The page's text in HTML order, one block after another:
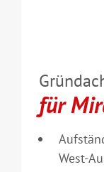
für
West-